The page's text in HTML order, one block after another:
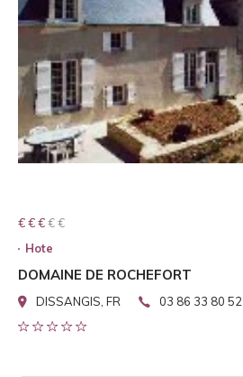
€ € € € €
€ € €
Hote
DOMAINE DE ROCHEFORT
DISSANGIS, FR 03 86 33 80 52